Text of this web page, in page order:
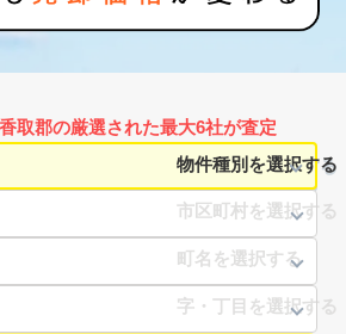
香取郡の厳選された最大6社が査定